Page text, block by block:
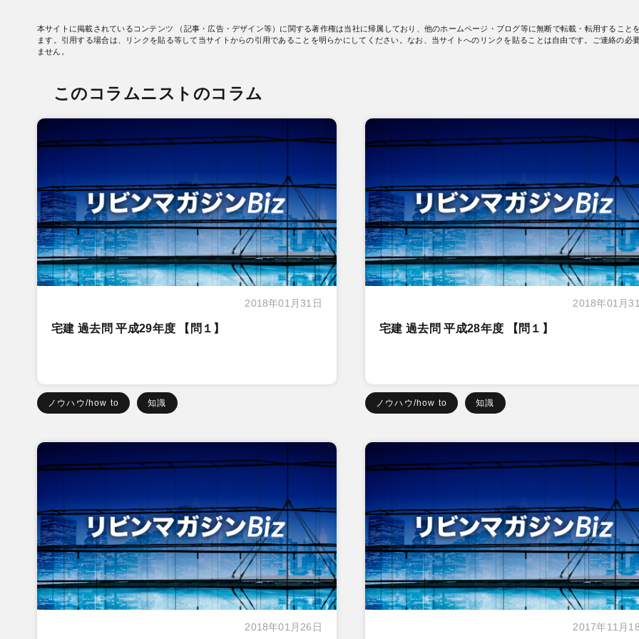
本サイトに掲載されているコンテンツ （記事・広告・デザイン等）に関する著作権は当社に帰属しており、他のホームページ・ブログ等に無断で転載・転用すること
ます。引用する場合は、リンクを貼る等して当サイトからの引用であることを明らかにしてください。なお、当サイトへのリンクを貼ることは自由です。ご連絡の必
ません。
このコラムニストのコラム
2018年01月31日
宅建 過去問 平成29年度 【問１】
ノウハウ/how to 知識
2018年01月
宅建 過去問 平成28年度 【問１】
ノウハウ/how to 知識
2018年01月26日 2017年11月